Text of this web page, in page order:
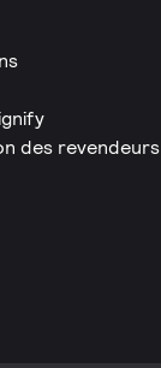
des revendeurs